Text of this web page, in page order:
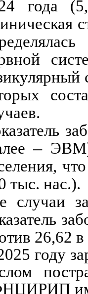
года
–
тыс. нас.).
случаи
26,62 в
году